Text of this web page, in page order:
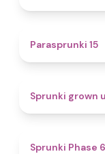
Parasprunki 15
Sprunki grown
Sprunki Phase